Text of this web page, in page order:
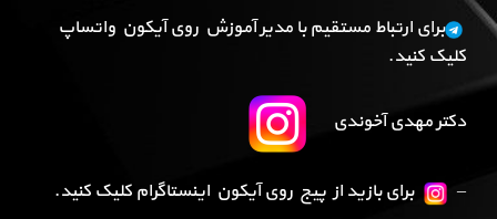
برای ارتباط مستقیم با مدیر آموزش روی آیکون واتساپ
کلیک کنید.
دکتر مهدی آخوندی
– برای بازید از پیج روی آیکون اینستاگرام کلیک کنید.